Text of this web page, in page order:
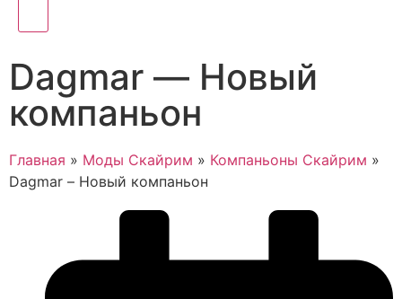
Dagmar — Новый
компаньон
Главная » Моды Скайрим » Компаньоны Скайрим »
Dagmar – Новый компаньон